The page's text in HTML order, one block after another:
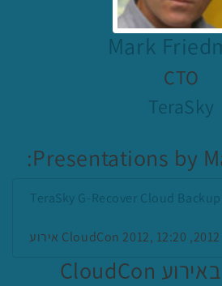
Mark
CTO
TeraSky
Presentations by
TeraSky G-Recover Cloud
דוברים נוספים באירוע CloudCon